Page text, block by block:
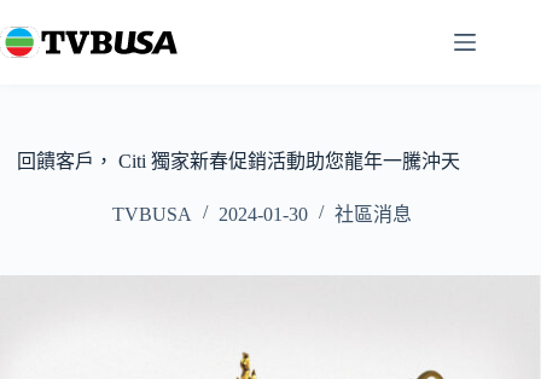
至
回饋客戶， Citi 獨家新春促銷活動助您龍年一騰沖天
TVBUSA 2024-01-30 社區消息